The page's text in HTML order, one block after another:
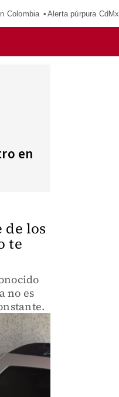
Colombia Alerta púrpura CdMx
en
de los
te
no es